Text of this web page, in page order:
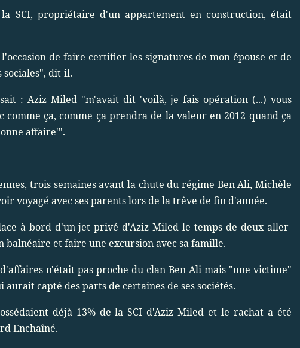
SCI, propriétaire d'un appartement en construction, était
de faire certifier les signatures de mon épouse et de
sociales", dit-il.
: Aziz Miled "m'avait dit 'voilà, je fais opération (...) vous
ça, comme ça prendra de la valeur en 2012 quand ça
affaire'".
trois semaines avant la chute du régime Ben Ali, Michèle
voyagé avec ses parents lors de la trêve de fin d'année.
à bord d'un jet privé d'Aziz Miled le temps de deux aller-
et faire une excursion avec sa famille.
n'était pas proche du clan Ben Ali mais "une victime"
capté des parts de certaines de ses sociétés.
déjà 13% de la SCI d'Aziz Miled et le rachat a été
Enchaîné.